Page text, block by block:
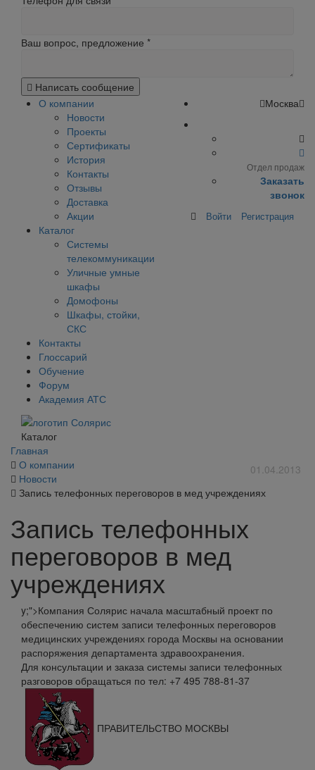
Ваш вопрос, предложение *
Написать сообщение
О компании
Новости
Проекты
Сертификаты
История
Контакты
Отзывы
Доставка
Акции
Каталог
Системы
телекоммуникации
Уличные умные
шкафы
Домофоны
Шкафы, стойки,
СКС
Контакты
Глоссарий
Обучение
Форум
Академия АТС
Москва
Отдел продаж
Заказать
звонок
Войти Регистрация
Каталог
Главная
О компании
Новости
Запись телефонных переговоров в мед учреждениях
Запись телефонных
переговоров в мед
учреждениях
01.04.2013
y;">Компания Солярис начала масштабный проект по
обеспечению систем записи телефонных переговоров
медицинских учреждениях города Москвы на основании
распоряжения департамента здравоохранения.
Для консультации и заказа системы записи телефонных
разговоров обращаться по тел: +7 495 788-81-37
ПРАВИТЕЛЬСТВО МОСКВЫ